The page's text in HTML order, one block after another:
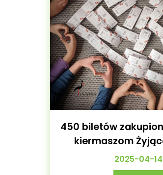
450 biletów
kiermaszom
2025-04-14